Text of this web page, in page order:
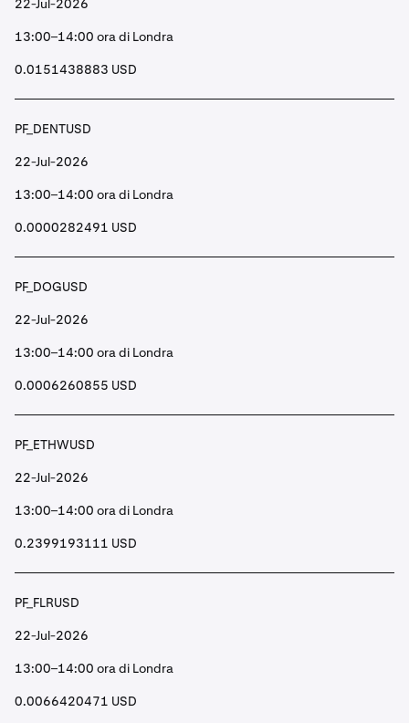
22-Jul-2026
13:00–14:00 ora di Londra
0.0151438883 USD
PF_DENTUSD
22-Jul-2026
13:00–14:00 ora di Londra
0.0000282491 USD
PF_DOGUSD
22-Jul-2026
13:00–14:00 ora di Londra
0.0006260855 USD
PF_ETHWUSD
22-Jul-2026
13:00–14:00 ora di Londra
0.2399193111 USD
PF_FLRUSD
22-Jul-2026
13:00–14:00 ora di Londra
0.0066420471 USD